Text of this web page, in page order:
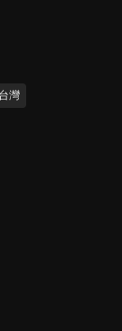
台灣